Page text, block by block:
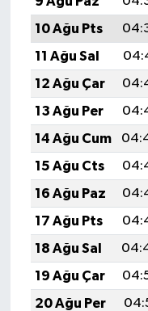
10 Ağu Pts
11 Ağu Sal
12 Ağu Çar
13 Ağu Per
14 Ağu Cum
15 Ağu Cts
16 Ağu Paz
17 Ağu Pts
18 Ağu Sal
19 Ağu Çar
20 Ağu Per